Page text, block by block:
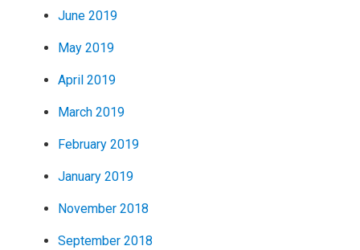
June 2019
May 2019
April 2019
March 2019
February 2019
January 2019
November 2018
September 2018